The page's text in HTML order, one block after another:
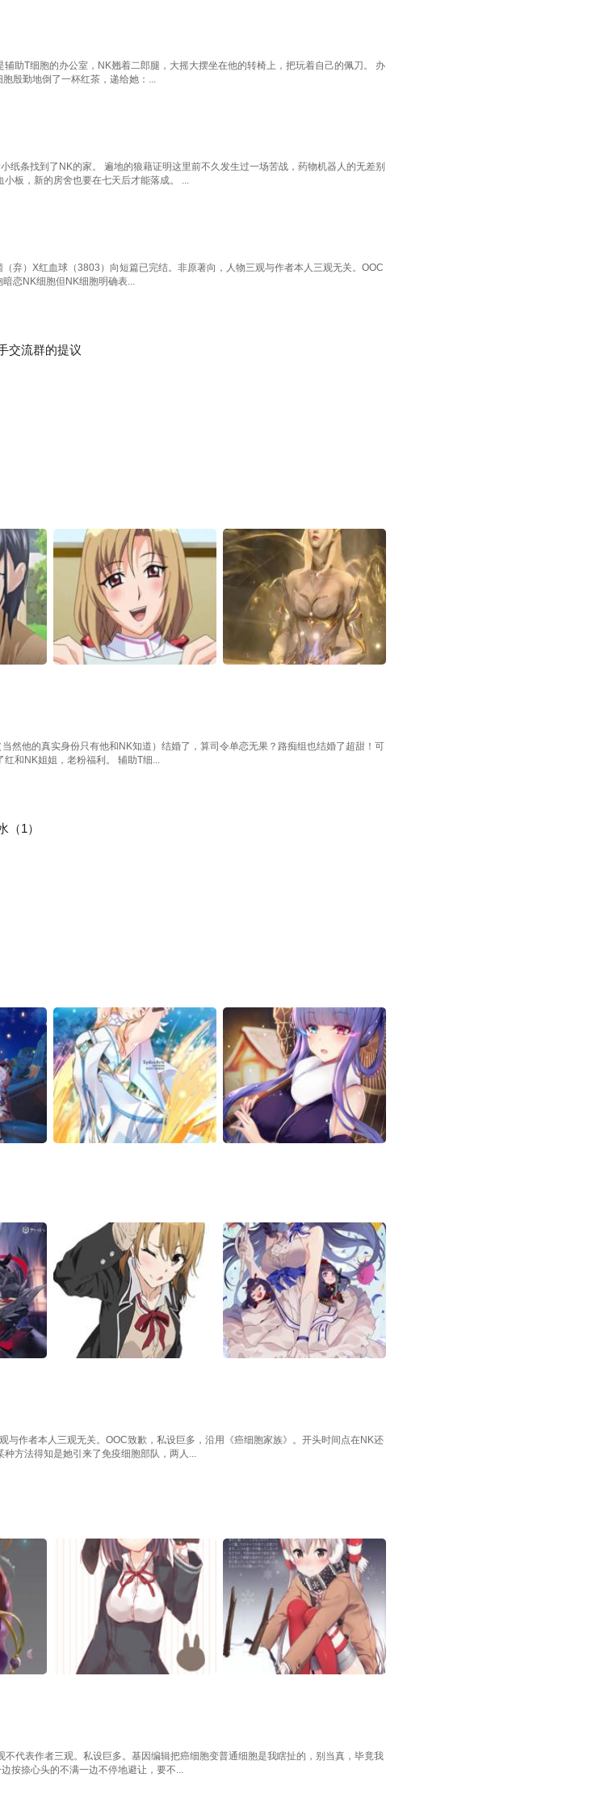
助T细胞的办公室，NK翘着二郎腿，大摇大摆坐在他的转椅上，把玩着自己的佩刀。 办
殷勤地倒了一杯红茶，递给她：...
纸条找到了NK的家。 遍地的狼藉证明这里前不久发生过一场苦战，药物机器人的无差别
板，新的房舍也要在七天后才能落成。 ...
弃）X红血球（3803）向短篇已完结。非原著向，人物三观与作者本人三观无关。OOC
恋NK细胞但NK细胞明确表...
交流群的提议
然他的真实身份只有他和NK知道）结婚了，算司令单恋无果？路痴组也结婚了超甜！可
和NK姐姐，老粉福利。 辅助T细...
（1）
与作者本人三观无关。OOC致歉，私设巨多，沿用《癌细胞家族》。开头时间点在NK还
方法得知是她引来了免疫细胞部队，两人...
不代表作者三观。私设巨多。基因编辑把癌细胞变普通细胞是我瞎扯的，别当真，毕竟我
按捺心头的不满一边不停地避让，要不...